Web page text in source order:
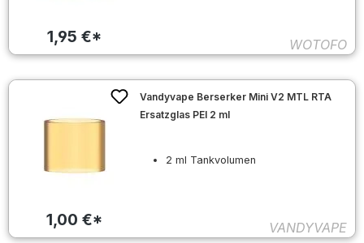
1,95 €* WOTOFO
1,00 €*
Vandyvape Berserker Mini V2 MTL RTA
Ersatzglas PEI 2 ml
2 ml Tankvolumen
VANDYVAPE